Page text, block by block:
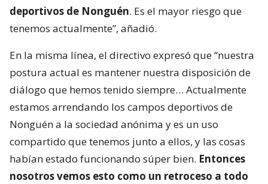
deportivos de Nonguén. Es el mayor riesgo que
tenemos actualmente”, añadió.
En la misma línea, el directivo expresó que “nuestra
postura actual es mantener nuestra disposición de
diálogo que hemos tenido siempre… Actualmente
estamos arrendando los campos deportivos de
Nonguén a la sociedad anónima y es un uso
compartido que tenemos junto a ellos, y las cosas
habían estado funcionando súper bien. Entonces
nosotros vemos esto como un retroceso a todo